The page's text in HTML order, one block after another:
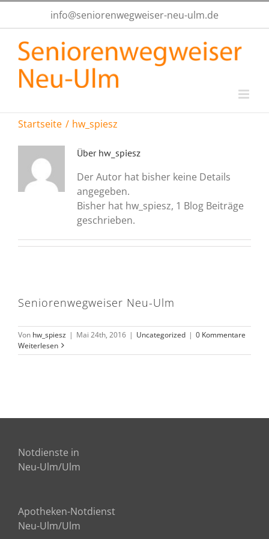
info@seniorenwegweiser-neu-ulm.de
Startseite hw_spiesz
Über hw_spiesz
Der Autor hat bisher keine Details
angegeben.
Bisher hat hw_spiesz, 1 Blog Beiträge
geschrieben.
Seniorenwegweiser Neu-Ulm
Von hw_spiesz | Mai 24th, 2016 | Uncategorized | 0 Kommentare
Weiterlesen
Notdienste in
Neu-Ulm/Ulm
Apotheken-Notdienst
Neu-Ulm/Ulm